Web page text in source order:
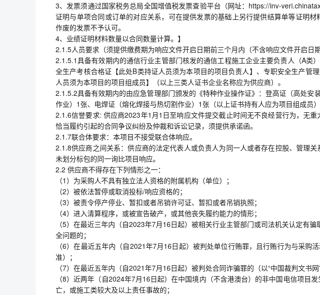
3、发票须通过国家税务总局全国增值税发票查验平台（网址：https://inv-
证明与单项合同或订单的对应关系，可在提供发票的基础上另行提供结算单等证明
作废的发票不予认可。
4、业绩证明材料数量以合同数量计算。】
2.1.5人员要求（须提供缴费期为响应文件开启日期前三个月内（不含响应文件开启日
2.1.5.1具备有效期内的通信行业主管部门核发的通信工程施工企业主要负责人（A类
全生产考核合格证【此处B类持证人员须为本项目的项目负责人】、专职安全生产管
人员须为本项目的项目组成员】（以上三类人证书企业名称应为供应商）。
2.1.5.2具备有效期内的由应急管理部门颁发的《特种作业操作证》：登高证（高处安
作业）1张、电焊证（熔化焊接与热切割作业）1张（以上证书持有人应为项目组成员）
2.1.6信誉要求: 供应商2023年1月1日至响应文件提交截止时间无不良经营行为，无
恰当履约引起的合同争议纠纷及仲裁和诉讼记录，须提供承诺函。
2.1.7联合体要求：本项目不接受联合体响应。
2.1.8供应商之间关系：供应商的法定代表人或负责人为同一人或者存在控股、管理
未划分标包的同一询比项目响应。
2.2 供应商不得存在下列情形之一：
（1）为采购人不具有独立法人资格的附属机构（单位）；
（2）被依法暂停或取消投标/响应资格的；
（3）被责令停产停业、暂扣或者吊销许可证、暂扣或者吊销执照；
（4）进入清算程序，或被宣告破产，或其他丧失履约能力的情形；
（5）在最近三年内（自2023年7月16日起）被相关行业主管部门或司法机关认定有
全问题的；
（6）在最近五年内（自2021年7月16日起）被判处单位行贿罪，且行贿行为与采购
准）；
（7）在最近五年内（自2021年7月16日起）被判处合同诈骗罪的（以“中国裁判文书网
（8）近两年（自2024年7月16日起）在中国境内（不含港澳台）的非中国电信项目
亡，或施工类较大及以上责任事故的；